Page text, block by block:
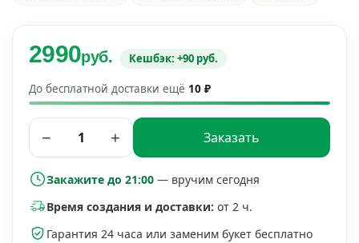
2990руб. Кешбэк: +90 руб.
До бесплатной доставки ещё 10 ₽
− + Заказать
Закажите до 21:00 — вручим сегодня
Время создания и доставки: от 2 ч.
Гарантия 24 часа или заменим букет бесплатно